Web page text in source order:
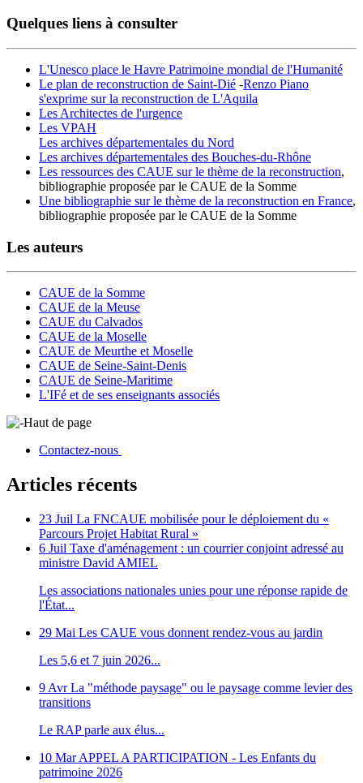
Quelques liens à consulter
L'Unesco place le Havre Patrimoine mondial de l'Humanité
Le plan de reconstruction de Saint-Dié -Renzo Piano
s'exprime sur la reconstruction de L'Aquila
Les Architectes de l'urgence
Les VPAH
Les archives départementales du Nord
Les archives départementales des Bouches-du-Rhône
Les ressources des CAUE sur le thème de la reconstruction,
bibliographie proposée par le CAUE de la Somme
Une bibliographie sur le thème de la reconstruction en France,
bibliographie proposée par le CAUE de la Somme
Les auteurs
CAUE de la Somme
CAUE de la Meuse
CAUE du Calvados
CAUE de la Moselle
CAUE de Meurthe et Moselle
CAUE de Seine-Saint-Denis
CAUE de Seine-Maritime
L'IFé et de ses enseignants associés
Haut de page
Contactez-nous
Articles récents
23 Juil La FNCAUE mobilisée pour le déploiement du «
Parcours Projet Habitat Rural »
6 Juil Taxe d'aménagement : un courrier conjoint adressé au
ministre David AMIEL
Les associations nationales unies pour une réponse rapide de
l'État...
29 Mai Les CAUE vous donnent rendez-vous au jardin
Les 5,6 et 7 juin 2026...
9 Avr La "méthode paysage" ou le paysage comme levier des
transitions
Le RAP parle aux élus...
10 Mar APPEL A PARTICIPATION - Les Enfants du
patrimoine 2026